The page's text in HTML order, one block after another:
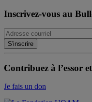
Inscrivez-vous au
Contribuez à l’essor
Je fais un don